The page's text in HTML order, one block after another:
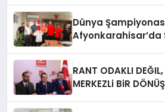
Dünya Şampiyonası
Afyonkarahisar’da
RANT ODAKLI
MERKEZLi BiR